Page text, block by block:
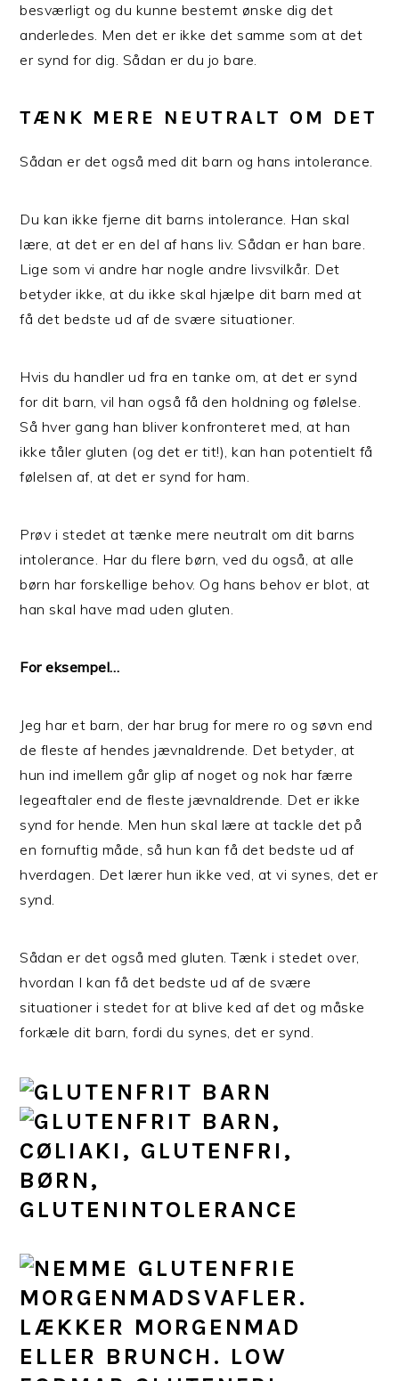
besværligt og du kunne bestemt ønske dig det
anderledes. Men det er ikke det samme som at det
er synd for dig. Sådan er du jo bare.
TÆNK MERE NEUTRALT OM DET
Sådan er det også med dit barn og hans intolerance.
Du kan ikke fjerne dit barns intolerance. Han skal
lære, at det er en del af hans liv. Sådan er han bare.
Lige som vi andre har nogle andre livsvilkår. Det
betyder ikke, at du ikke skal hjælpe dit barn med at
få det bedste ud af de svære situationer.
Hvis du handler ud fra en tanke om, at det er synd
for dit barn, vil han også få den holdning og følelse.
Så hver gang han bliver konfronteret med, at han
ikke tåler gluten (og det er tit!), kan han potentielt få
følelsen af, at det er synd for ham.
Prøv i stedet at tænke mere neutralt om dit barns
intolerance. Har du flere børn, ved du også, at alle
børn har forskellige behov. Og hans behov er blot, at
han skal have mad uden gluten.
For eksempel…
Jeg har et barn, der har brug for mere ro og søvn end
de fleste af hendes jævnaldrende. Det betyder, at
hun ind imellem går glip af noget og nok har færre
legeaftaler end de fleste jævnaldrende. Det er ikke
synd for hende. Men hun skal lære at tackle det på
en fornuftig måde, så hun kan få det bedste ud af
hverdagen. Det lærer hun ikke ved, at vi synes, det er
synd.
Sådan er det også med gluten. Tænk i stedet over,
hvordan I kan få det bedste ud af de svære
situationer i stedet for at blive ked af det og måske
forkæle dit barn, fordi du synes, det er synd.